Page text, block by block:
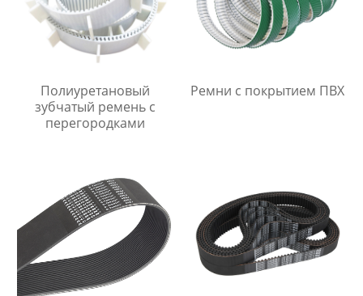
Полиуретановый
зубчатый ремень с
перегородками
Ремни с покрытием ПВХ